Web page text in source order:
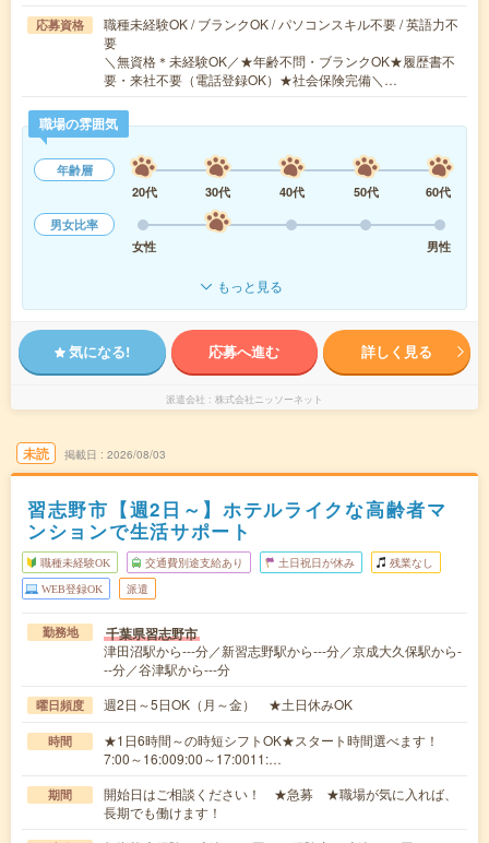
応募資格
職種未経験OK / ブランクOK / パソコンスキル不要 / 英語力不
要
＼無資格＊未経験OK／★年齢不問・ブランクOK★履歴書不
要・来社不要（電話登録OK）★社会保険完備＼…
職場の雰囲気
年齢層
20代
30代 40代 50代
60代
男女比率
女性
男性
もっと見る
気になる! 応募へ進む 詳しく見る
派遣会社 株式会社ニッソーネット
未読 掲載日 2026/08/03
習志野市【週2日～】ホテルライクな高齢者マ
ンションで生活サポート
職種未経験OK 交通費別途支給あり 土日祝日が休み 残業なし
WEB登録OK 派遣
勤務地 千葉県習志野市
津田沼駅から---分／新習志野駅から---分／京成大久保駅から-
--分／谷津駅から---分
曜日頻度 週2日～5日OK（月～金） ★土日休みOK
時間
★1日6時間～の時短シフトOK★スタート時間選べます！
7:00～16:009:00～17:0011:…
期間
開始日はご相談ください！ ★急募 ★職場が気に入れば、
長期でも働けます！